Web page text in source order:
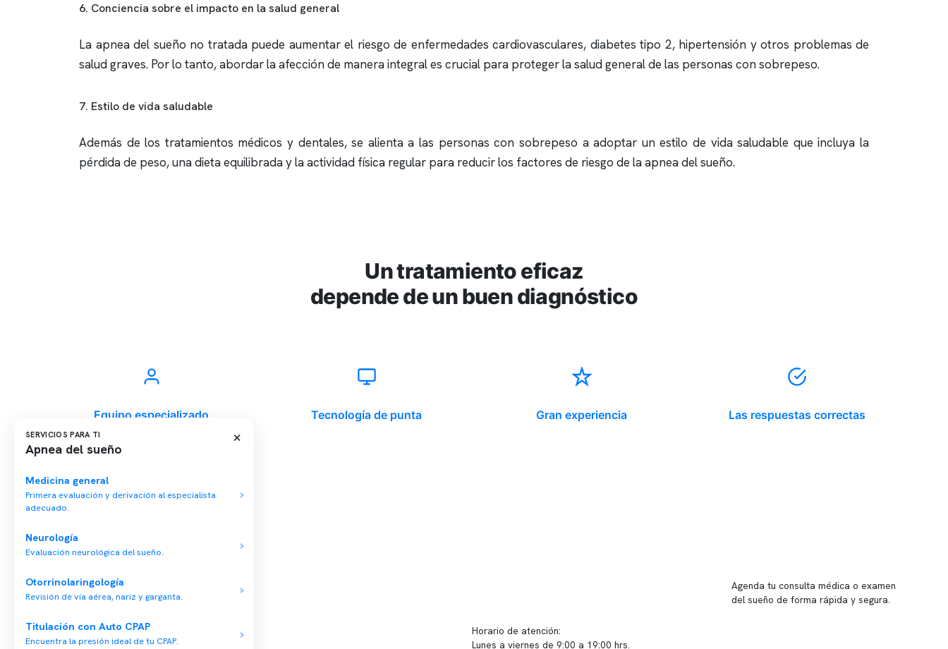
6. Conciencia sobre el impacto en la salud general
La apnea del sueño no tratada puede aumentar el riesgo de enfermedades cardiovasculares, diabetes tipo 2, hipertensión y otros problemas de
salud graves. Por lo tanto, abordar la afección de manera integral es crucial para proteger la salud general de las personas con sobrepeso.
7. Estilo de vida saludable
Además de los tratamientos médicos y dentales, se alienta a las personas con sobrepeso a adoptar un estilo de vida saludable que incluya la
pérdida de peso, una dieta equilibrada y la actividad física regular para reducir los factores de riesgo de laapnea del sueño.
Un tratamiento eficaz
depende de un buen diagnóstico
Equipo especializado Tecnología de punta Gran experiencia Las respuestas correctas
Última modificación: 29-11-2023
Centro médico especializado en medicina
tu salud integral.
Horario de atención:
Lunes a viernes de 9:00 a 19:00 hrs.
Agenda tu consulta médica o examen
del sueño de forma rápida y segura.
SERVICIOS PARA TI
Apnea del sueño
×
Medicina general
Primera evaluación y derivación al especialista
adecuado.
Neurología
Evaluación neurológica del sueño.
Otorrinolaringología
Revisión de vía aérea, nariz y garganta.
Titulación con Auto CPAP
Encuentra la presión ideal de tu CPAP.